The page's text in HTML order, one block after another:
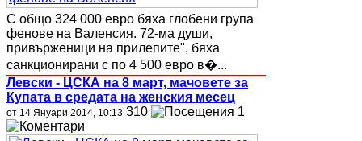
С общо 324 000 евро бяха глобени група
фенове на Валенсия. 72-ма души,
привърженици на прилепите", бяха
санкционирани с по 4 500 евро в�...
Левски - ЦСКА на 8 март, мачовете за
Купата в средата на женския месец
от 14 Януари 2014, 10:13 310 1